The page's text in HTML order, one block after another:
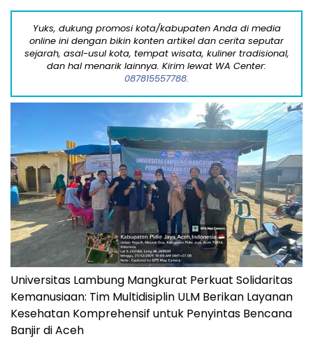
Yuks, dukung promosi kota/kabupaten Anda di media
online ini dengan bikin konten artikel dan cerita seputar
sejarah, asal-usul kota, tempat wisata, kuliner tradisional,
dan hal menarik lainnya. Kirim lewat WA Center:
087815557788.
Universitas Lambung Mangkurat Perkuat Solidaritas
Kemanusiaan: Tim Multidisiplin ULM Berikan Layanan
Kesehatan Komprehensif untuk Penyintas Bencana
Banjir di Aceh